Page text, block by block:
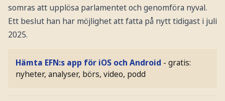
somras att upplösa parlamentet och genomföra nyval.
Ett beslut han har möjlighet att fatta på nytt tidigast i juli
2025.
Hämta EFN:s app för iOS och Android - gratis:
nyheter, analyser, börs, video, podd